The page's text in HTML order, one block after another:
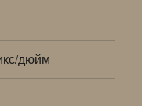
дюйм